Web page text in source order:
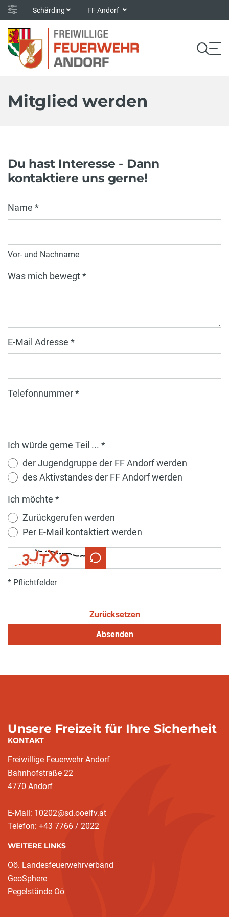
Schärding FF Andorf
Mitglied werden
Du hast Interesse - Dann
kontaktiere uns gerne!
Name *
Vor- und Nachname
Was mich bewegt *
E-Mail Adresse *
Telefonnummer *
Ich würde gerne Teil ... *
der Jugendgruppe der FF Andorf werden
des Aktivstandes der FF Andorf werden
Ich möchte *
Zurückgerufen werden
Per E-Mail kontaktiert werden
* Pflichtfelder
Zurücksetzen
Absenden
Unsere Freizeit für Ihre Sicherheit
KONTAKT
Freiwillige Feuerwehr Andorf
Bahnhofstraße 22
4770 Andorf
E-Mail: 10202@sd.ooelfv.at
Telefon: +43 7766 / 2022
WEITERE LINKS
Oö. Landesfeuerwehrverband
GeoSphere
Pegelstände Oö